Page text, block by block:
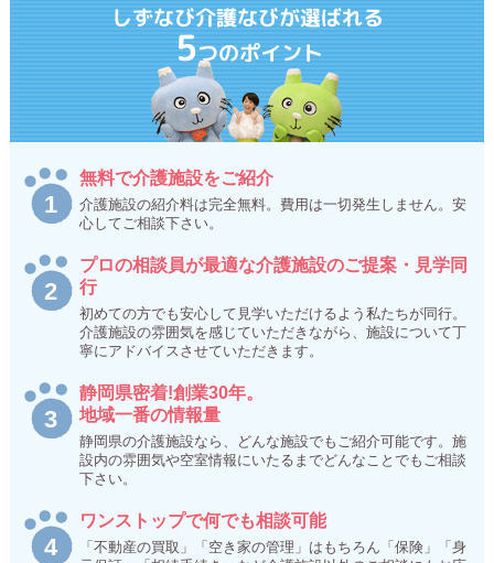
しずなび介護なびが選ばれる
5つのポイント
無料で介護施設をご紹介
介護施設の紹介料は完全無料。費用は一切発生しません。安
心してご相談下さい。
プロの相談員が最適な介護施設のご提案・見学同
行
初めての方でも安心して見学いただけるよう私たちが同行。
介護施設の雰囲気を感じていただきながら、施設について丁
寧にアドバイスさせていただきます。
静岡県密着!創業30年。
地域一番の情報量
静岡県の介護施設なら、どんな施設でもご紹介可能です。施
設内の雰囲気や空室情報にいたるまでどんなことでもご相談
下さい。
ワンストップで何でも相談可能
「不動産の買取」「空き家の管理」はもちろん「保険」「身